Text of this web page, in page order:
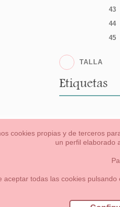
43
44
45
TALLA
Etiquetas
Pequeños/as Niña
generales de compra, formas
Av. Sierra de Grazalema, nº9
cookies propias y de terceros
un perfil elaborado
aceptar todas las cookies